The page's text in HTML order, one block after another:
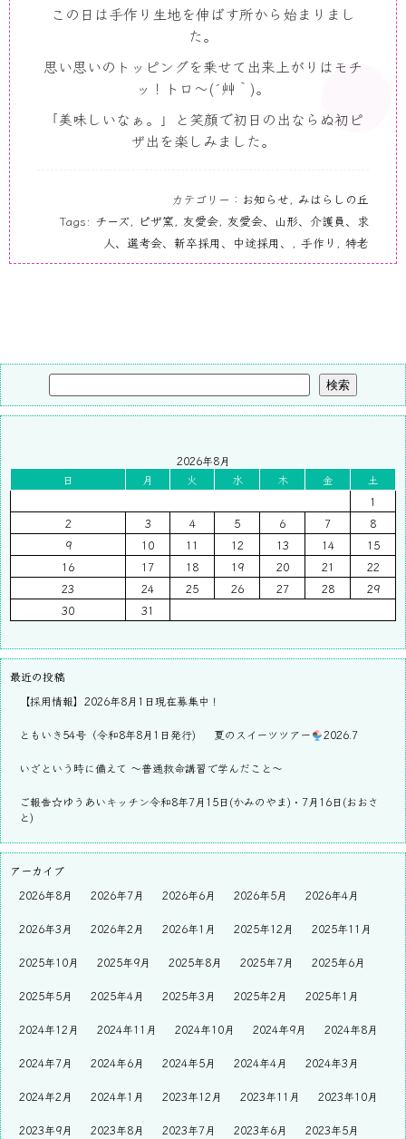
この日は手作り生地を伸ばす所から始まりまし
た。
思い思いのトッピングを乗せて出来上がりはモチ
ッ！トロ～(´艸｀ )。
「美味しいなぁ。」と笑顔で初日の出ならぬ初ピ
ザ出を楽しみました。
カテゴリー： お知らせ, みはらしの丘
Tags: チーズ, ピザ窯, 友愛会, 友愛会、山形、介護員、求
人、選考会、新卒採用、中途採用、 , 手作り , 特老
検索
2026年8月
日
月 火 水 木 金
土
1
2
3 4 5 6 7
8
9
10 11 12 13 14
15
16
17 18 19 20 21
22
23
24 25 26 27 28
29
30
31
最近の投稿
【採用情報】2026年8月1日現在募集中！
ともいき54号（令和8年8月1日発行) 夏のスイーツツアー 2026.7
いざという時に備えて ～普通救命講習で学んだこと～
ご報告☆ゆうあいキッチン令和8年7月15日(かみのやま)・7月16日(おおさ
と)
アーカイブ
2026年8月
2026年7月 2026年6月 2026年5月 2026年4月
2026年3月 2026年2月 2026年1月 2025年12月 2025年11月
2025年10月 2025年9月 2025年8月 2025年7月 2025年6月
2025年5月 2025年4月 2025年3月 2025年2月 2025年1月
2024年12月 2024年11月 2024年10月 2024年9月 2024年8月
2024年7月 2024年6月 2024年5月 2024年4月 2024年3月
2024年2月 2024年1月 2023年12月 2023年11月 2023年10月
2023年9月 2023年8月 2023年7月 2023年6月 2023年5月